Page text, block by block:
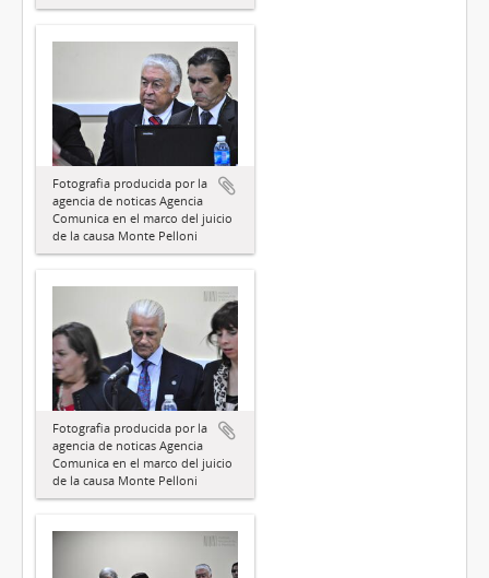
Fotografia producida por la
agencia de noticas Agencia
Comunica en el marco del juicio
de la causa Monte Pelloni
Fotografia producida por la
agencia de noticas Agencia
Comunica en el marco del juicio
de la causa Monte Pelloni